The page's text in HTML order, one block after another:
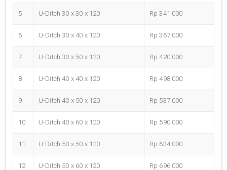
5 U-Ditch 30 x 30 x 120 Rp 341.000
6 U-Ditch 30 x 40 x 120 Rp 367.000
7 U-Ditch 30 x 50 x 120 Rp 420.000
8 U-Ditch 40 x 40 x 120 Rp 498.000
9 U-Ditch 40 x 50 x 120 Rp 537.000
10 U-Ditch 40 x 60 x 120 Rp 590.000
11 U-Ditch 50 x 50 x 120 Rp 634.000
12 U-Ditch 50 x 60 x 120 Rp 696.000